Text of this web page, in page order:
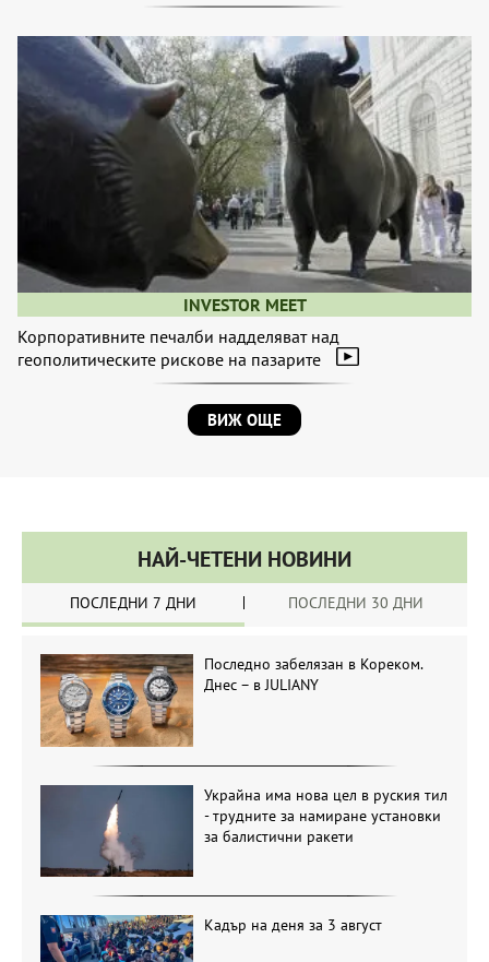
INVESTOR MEET
Корпоративните печалби надделяват над
геополитическите рискове на пазарите
ВИЖ ОЩЕ
НАЙ-ЧЕТЕНИ НОВИНИ
ПОСЛЕДНИ 7 ДНИ ПОСЛЕДНИ 30 ДНИ
Последно забелязан в Кореком.
Днес – в JULIANY
Украйна има нова цел в руския тил
- трудните за намиране установки
за балистични ракети
Кадър на деня за 3 август